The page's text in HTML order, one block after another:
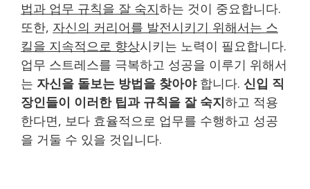
법과 업무 규칙을 잘 숙지하는 것이 중요합니다.
또한, 자신의 커리어를 발전시키기 위해서는 스
킬을 지속적으로 향상시키는 노력이 필요합니다.
업무 스트레스를 극복하고 성공을 이루기 위해서
는 자신을 돌보는 방법을 찾아야합니다. 신입 직
장인들이 이러한 팁과 규칙을 잘 숙지하고 적용
한다면, 보다 효율적으로 업무를 수행하고 성공
을 거둘 수 있을 것입니다.